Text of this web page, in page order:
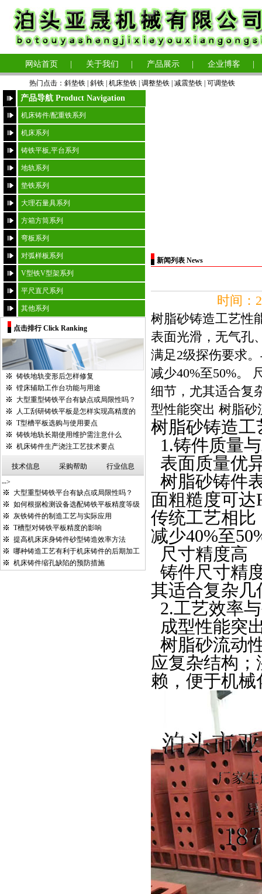
网站首页 关于我们 产品展示 企业博客
热门点击： 斜垫铁 斜铁 | 机床垫铁 调整垫铁 减震垫铁 可调垫铁
产品导航 Product Navigation
机床铸件/配重铁系列
机床系列
铸铁平板,平台系列
地轨系列
垫铁系列
大理石量具系列
方箱方筒系列
弯板系列
对弧样板系列
V型铁V型架系列
平尺直尺系列
其他系列
点击排行 Click Ranking
铸铁地轨变形后怎样修复
镗床辅助工作台功能与用途
大型重型铸铁平台有缺点或局限性吗？
人工刮研铸铁平板是怎样实现高精度的
T型槽平板选购与使用要点
铸铁地轨长期使用维护需注意什么
机床铸件生产浇注工艺技术要点
技术信息 采购帮助
行业信息
-->
大型重型铸铁平台有缺点或局限性吗？
如何根据检测设备选配铸铁平板精度等级
灰铁铸件的制造工艺与实际应用
T槽型对铸铁平板精度的影响
提高机床床身铸件砂型铸造效率方法
哪种铸造工艺有利于机床铸件的后期加工
机床铸件缩孔缺陷的预防措施
新闻列表 News
时间：
树脂砂铸造工艺性
表面光滑，无气孔
满足2级探伤要求
减少40%至50%。
细节，尤其适合复
型性能突出 树脂砂
树脂砂铸造工
1.铸件质量
表面质量优
树脂砂铸件
面粗糙度可达
传统工艺相比
减少40%至
尺寸精度高
铸件尺寸精
其适合复杂几
2.工艺效率
成型性能突
树脂砂流动
应复杂结构
赖，便于机械